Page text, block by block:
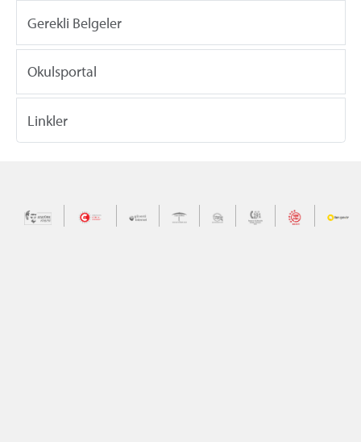
Gerekli Belgeler
Okulsportal
Linkler